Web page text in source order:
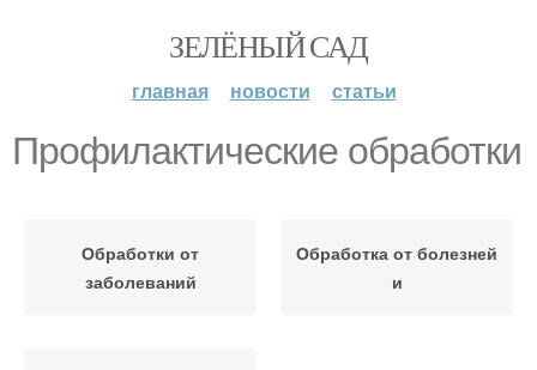
ЗЕЛЁНЫЙ САД
главная новости статьи
Профилактические обработки
Обработки от
заболеваний
Обработка от болезней
и